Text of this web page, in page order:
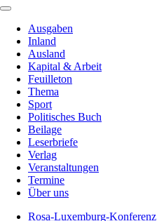
Ausgaben
Inland
Ausland
Kapital & Arbeit
Feuilleton
Thema
Sport
Politisches Buch
Beilage
Leserbriefe
Verlag
Veranstaltungen
Termine
Über uns
Rosa-Luxemburg-Konferenz